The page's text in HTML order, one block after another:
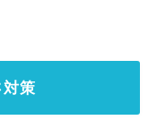
対策